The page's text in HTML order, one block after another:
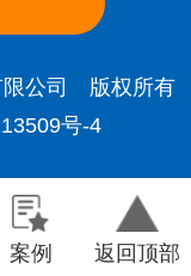
公司 版权所有
号-4
案例 返回顶部